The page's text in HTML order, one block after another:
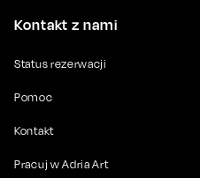
Kontakt z nami
Status rezerwacji
Pomoc
Kontakt
Pracuj w Adria Art